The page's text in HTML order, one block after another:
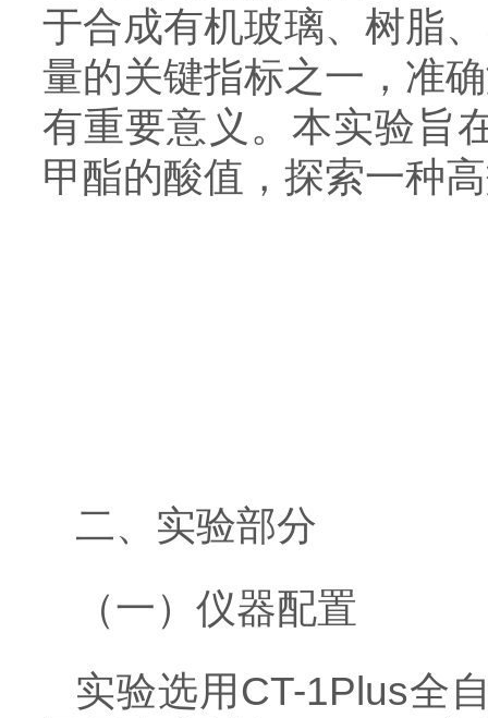
于合成有机玻璃、树脂
量的关键指标之一，准
有重要意义。本实验旨
甲酯的酸值，探索一种
二、实验部分
（一）仪器配置
实验选用CT-1Plus全